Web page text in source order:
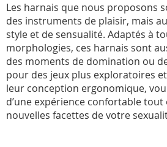
Les harnais que nous proposons
des instruments de plaisir, mais
style et de sensualité. Adaptés à
morphologies, ces harnais sont
des moments de domination ou
pour des jeux plus exploratoires
leur conception ergonomique,
d’une expérience confortable
nouvelles facettes de votre